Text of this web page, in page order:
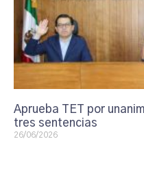
Aprueba TET por
tres sentencias
26/06/2026